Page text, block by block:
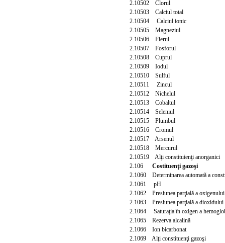
2.10502 Clorul
2.10503 Calciul total
2.10504 Calciul ionic
2.10505 Magneziul
2.10506 Fierul
2.10507 Fosforul
2.10508 Cuprul
2.10509 Iodul
2.10510 Sulful
2.10511 Zincul
2.10512 Nichelul
2.10513 Cobaltul
2.10514 Seleniul
2.10515 Plumbul
2.10516 Cromul
2.10517 Arsenul
2.10518 Mercurul
2.10519 Alţi constituienţi anorganici
2.106 Costituenţi gazoşi
2.1060 Determinarea automată a
2.1061 pH
2.1062 Presiunea parţială a oxigenului
2.1063 Presiunea parţială a dioxidului
2.1064
Saturaţia în oxigen a
2.1065 Rezerva alcalină
2.1066 Ion bicarbonat
2.1069 Alţi constituenţi gazoşi